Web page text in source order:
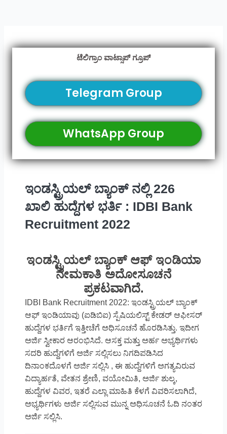
ಟೆಲಿಗ್ರಾಂ ವಾಟ್ಸಾಪ್ ಗ್ರೂಪ್
Telegram Group
WhatsApp Group
ಇಂಡಸ್ಟ್ರಿಯಲ್ ಬ್ಯಾಂಕ್ ನಲ್ಲಿ 226
ಖಾಲಿ ಹುದ್ದೆಗಳ ಭರ್ತಿ : IDBI Bank
Recruitment 2022
ಇಂಡಸ್ಟ್ರಿಯಲ್ ಬ್ಯಾಂಕ್‌ ಆಫ್‌ ಇಂಡಿಯಾ
ನೇಮಕಾತಿ ಅದೋಸೂಚನೆ
ಪ್ರಕಟವಾಗಿದೆ.
IDBI Bank Recruitment 2022: ಇಂಡಸ್ಟ್ರಿಯಲ್ ಬ್ಯಾಂಕ್‌
ಆಫ್‌ ಇಂಡಿಯಾವು (ಐಡಿಬಿಐ) ಸ್ಪೆಷಿಯಲಿಸ್ಟ್‌ ಕೇಡರ್ ಆಫೀಸರ್
ಹುದ್ದೆಗಳ ಭರ್ತಿಗೆ ಇತ್ತೀಚೆಗೆ ಅಧಿಸೂಚನೆ ಹೊರಡಿಸಿತ್ತು. ಇದೀಗ
ಅರ್ಜಿ ಸ್ವೀಕಾರ ಆರಂಭಿಸಿದೆ. ಆಸಕ್ತ ಮತ್ತು ಅರ್ಹ ಅಭ್ಯರ್ಥಿಗಳು
ಸದರಿ ಹುದ್ದೆಗಳಿಗೆ ಅರ್ಜಿ ಸಲ್ಲಿಸಲು ನಿಗದಿಪಡಿಸಿದ
ದಿನಾಂಕದೊಳಗೆ ಅರ್ಜಿ ಸಲ್ಲಿಸಿ , ಈ ಹುದ್ದೆಗಳಿಗೆ ಅಗತ್ಯವಿರುವ
ವಿದ್ಯಾರ್ಹತೆ, ವೇತನ ಶ್ರೇಣಿ, ವಯೋಮಿತಿ, ಅರ್ಜಿ ಶುಲ್ಕ,
ಹುದ್ದೆಗಳ ವಿವರ, ಇತರೆ ಎಲ್ಲಾ ಮಾಹಿತಿ ಕೆಳಗೆ ವಿವರಿಸಲಾಗಿದೆ,
ಅಭ್ಯರ್ಥಿಗಳು ಅರ್ಜಿ ಸಲ್ಲಿಸುವ ಮುನ್ನ ಅಧಿಸೂಚನೆ ಓದಿ ನಂತರ
ಅರ್ಜಿ ಸಲ್ಲಿಸಿ.